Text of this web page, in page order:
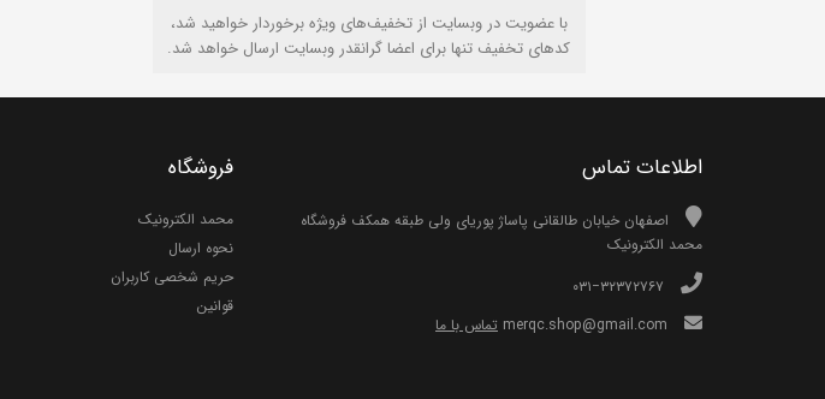
با عضویت در وبسایت از تخفیف‌های ویژه برخوردار خواهید شد،
کدهای تخفیف تنها برای اعضا گرانقدر وبسایت ارسال خواهد شد.
اطلاعات تماس
اصفهان خیابان طالقانی پاساژ پوریای ولی طبقه همکف فروشگاه
محمد الکترونیک
تماس با ما
فروشگاه
محمد الکترونیک
نحوه ارسال
حریم شخصی کاربران
قوانین